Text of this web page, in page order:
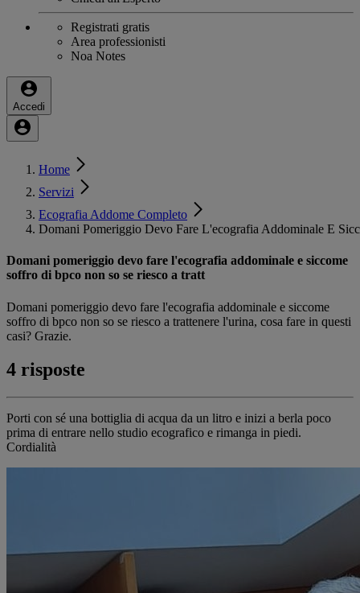
Registrati gratis
Area professionisti
Noa Notes
Accedi
Home
Servizi
Ecografia Addome Completo
Domani Pomeriggio Devo Fare L'ecografia Addominale E
Domani pomeriggio devo fare l'ecografia addominale e siccome
soffro di bpco non so se riesco a tratt
Domani pomeriggio devo fare l'ecografia addominale e siccome
soffro di bpco non so se riesco a trattenere l'urina, cosa fare in questi
casi? Grazie.
4 risposte
Porti con sé una bottiglia di acqua da un litro e inizi a berla poco
prima di entrare nello studio ecografico e rimanga in piedi.
Cordialità